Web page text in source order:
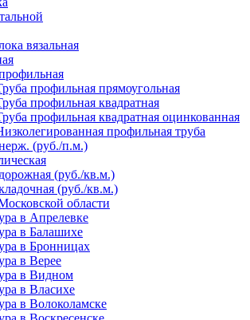
вязальная
профильная прямоугольная
профильная квадратная
профильная квадратная оцинкованная
профильная труба
(руб./п.м.)
(руб./кв.м.)
(руб./кв.м.)
области
в Апрелевке
в Балашихе
в Бронницах
в Верее
в Видном
в Власихе
в Волоколамске